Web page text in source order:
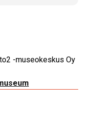
-museokeskus Oy